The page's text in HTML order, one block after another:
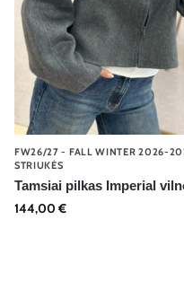
FW26/27 - FALL WINTER 2026-
STRIUKĖS
Tamsiai pilkas Imperial
144,00 €